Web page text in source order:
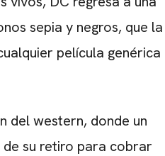
sepia y negros, que la
película genérica
del western, donde un
su retiro para cobrar